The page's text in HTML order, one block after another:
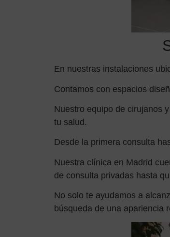
En nuestras instalaciones
Contamos con espacios
Nuestro equipo de cirujanos
tu salud.
Desde la primera consulta
Nuestra clínica en Madrid
de consulta privadas hasta
No solo te ayudamos a
búsqueda de una apariencia